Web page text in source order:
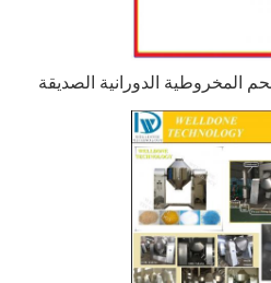
المخروطية الدورانية الصديقة